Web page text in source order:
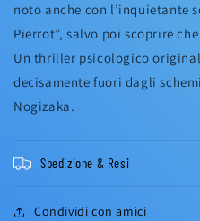
noto anche con l’inquietante
Pierrot”, salvo poi scoprire
Un thriller psicologico
decisamente fuori dagli
Nogizaka.
Spedizione & Resi
Condividi con amici